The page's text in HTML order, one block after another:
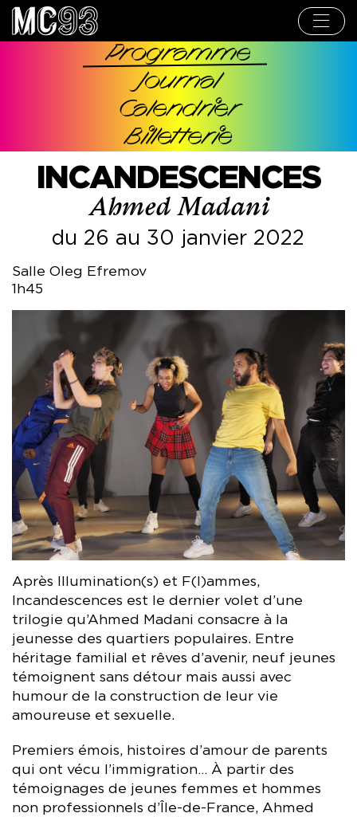
Aller
contenu
Navigation
Programme
Journal
Calendrier
Billetterie
INCANDESCENCES
Ahmed Madani
du 26 au 30 janvier 2022
Salle Oleg Efremov
1h45
Après Illumination(s) et F(l)ammes,
Incandescences est le dernier volet d’une
trilogie qu’Ahmed Madani consacre à la
jeunesse des quartiers populaires. Entre
héritage familial et rêves d’avenir, neuf jeunes
témoignent sans détour mais aussi avec
humour de la construction de leur vie
amoureuse et sexuelle.
Premiers émois, histoires d’amour de parents
qui ont vécu l’immigration… À partir des
témoignages de jeunes femmes et hommes
non professionnels d’Île-de-France, Ahmed